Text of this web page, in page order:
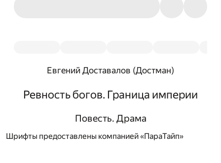
Евгений Доставалов (Достман)
Ревность богов. Граница империи
Повесть. Драма
Шрифты предоставлены компанией «ПараТайп»